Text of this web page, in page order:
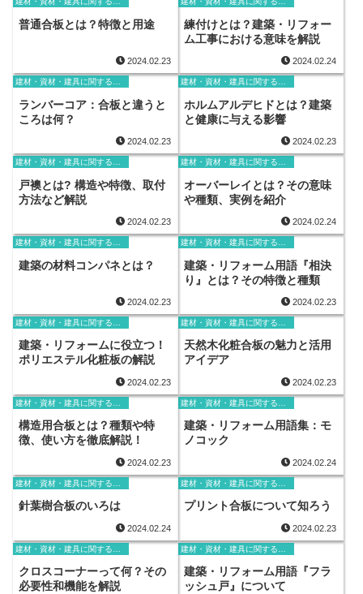
普通合板とは？特徴と用途
2024.02.23
練付けとは？建築・リフォー
ム工事における意味を解説
2024.02.24
ランバーコア：合板と違うと
ころは何？
2024.02.23
ホルムアルデヒドとは？建築
と健康に与える影響
2024.02.23
戸襖とは? 構造や特徴、取付
方法など解説
2024.02.23
オーバーレイとは？その意味
や種類、実例を紹介
2024.02.24
建築の材料コンパネとは？
2024.02.23
建築・リフォーム用語『相決
り』とは？その特徴と種類
2024.02.23
建築・リフォームに役立つ！
ポリエステル化粧板の解説
2024.02.23
天然木化粧合板の魅力と活用
アイデア
2024.02.23
構造用合板とは？種類や特
徴、使い方を徹底解説！
2024.02.23
建築・リフォーム用語集：モ
ノコック
2024.02.24
針葉樹合板のいろは
2024.02.24
プリント合板について知ろう
2024.02.23
クロスコーナーって何？その
必要性和機能を解説
建築・リフォーム用語『フラ
ッシュ戸』について